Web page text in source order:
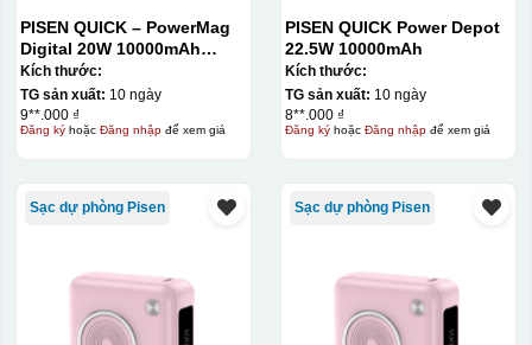
Hộp xi ly sứ
PISEN QUICK – PowerMag
Digital 20W 10000mAh
Power bank. White: 200pcs;
Blue: 200pcs
Kích thước:
TG sản xuất: 10 ngày
9**.000 ₫
Đăng kýhoặc Đăng nhậpđể xem giá
PISEN QUICK Power Depot
22.5W 10000mAh
Kích thước:
TG sản xuất: 10 ngày
8**.000 ₫
Đăng kýhoặc Đăng nhậpđể xem giá
Sạc dự phòng Pisen Sạc dự phòng Pisen